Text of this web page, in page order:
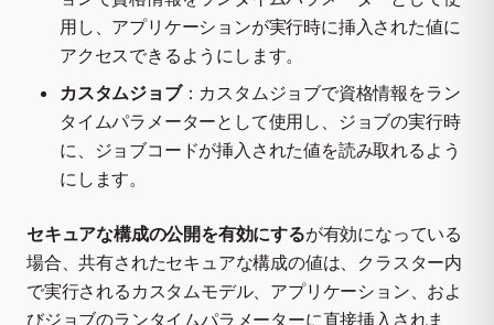
用し、アプリケーションが実行時に挿入された値に
アクセスできるようにします。
カスタムジョブ：カスタムジョブで資格情報をラン
タイムパラメーターとして使用し、ジョブの実行時
に、ジョブコードが挿入された値を読み取れるよう
にします。
セキュアな構成の公開を有効にするが有効になっている
場合、共有されたセキュアな構成の値は、クラスター内
で実行されるカスタムモデル、アプリケーション、およ
びジョブのランタイムパラメーターに直接挿入されま